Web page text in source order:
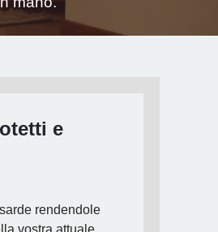
e
rendendole
vostra attuale